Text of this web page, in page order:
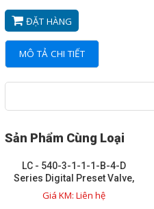
ĐẶT HÀNG
MÔ TẢ CHI TIẾT
Sản Phẩm Cùng Loại
LC - 540-3-1-1-1-B-4-D
Series Digital Preset Valve,
3in 150# Flat face flange
(Ductile Iron, FF), 24VDC - 6
Giá KM: Liên hệ
NETMILL FLOWMETERs
TANK EQUIPMENTS - THIẾT
MÁY CẮT LAZER LẬP
TRÌNH
CÔNG NGHỆ PHỤC HỒI